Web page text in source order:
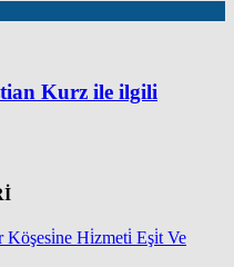
Kurz ile ilgili